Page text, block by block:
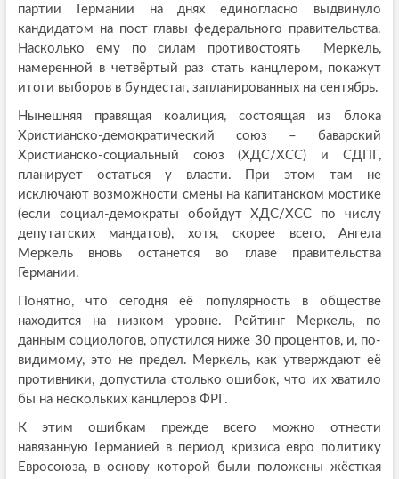
партии Германии на днях единогласно выдвинуло
кандидатом на пост главы федерального правительства.
Насколько ему по силам противостоять Меркель,
намеренной в четвёртый раз стать канцлером, покажут
итоги выборов в бундестаг, запланированных на сентябрь.
Нынешняя правящая коалиция, состоящая из блока
Христианско-демократический союз – баварский
Христианско-социальный союз (ХДС/ХСС) и СДПГ,
планирует остаться у власти. При этом там не
исключают возможности смены на капитанском мостике
(если социал-демократы обойдут ХДС/ХСС по числу
депутатских мандатов), хотя, скорее всего, Ангела
Меркель вновь останется во главе правительства
Германии.
Понятно, что сегодня её популярность в обществе
находится на низком уровне. Рейтинг Меркель, по
данным социологов, опустился ниже 30 процентов, и, по-
видимому, это не предел. Меркель, как утверждают её
противники, допустила столько ошибок, что их хватило
бы на нескольких канцлеров ФРГ.
К этим ошибкам прежде всего можно отнести
навязанную Германией в период кризиса евро политику
Евросоюза, в основу которой были положены жёсткая